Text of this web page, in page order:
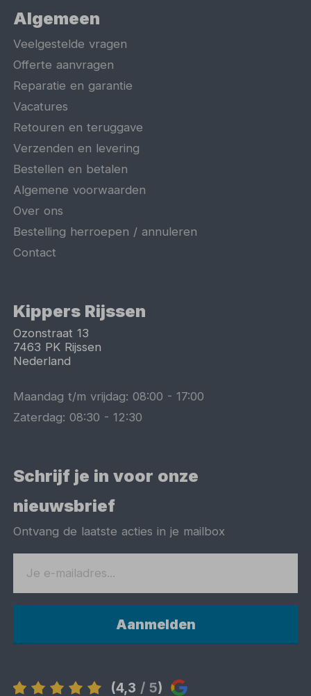
Algemeen
Veelgestelde vragen
Offerte aanvragen
Reparatie en garantie
Vacatures
Retouren en teruggave
Verzenden en levering
Bestellen en betalen
Algemene voorwaarden
Over ons
Bestelling herroepen / annuleren
Contact
Kippers Rijssen
Ozonstraat 13
7463 PK Rijssen
Nederland
Maandag t/m vrijdag:08:00 -17:00
Zaterdag:08:30 -12:30
Schrijf je in voor onze
nieuwsbrief
Ontvang de laatste acties in je mailbox
Aanmelden
(4,3 / 5)